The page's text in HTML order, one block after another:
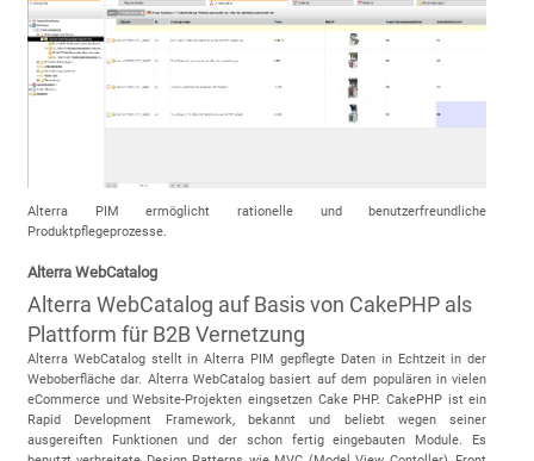
Alterra PIM ermöglicht rationelle und benutzerfreundliche
Produktpflegeprozesse.
Alterra WebCatalog
Alterra WebCatalog auf Basis von CakePHP als
Plattform für B2B Vernetzung
Alterra WebCatalog stellt in Alterra PIM gepflegte Daten in Echtzeit in der
Weboberfläche dar. Alterra WebCatalog basiert auf dem populären in vielen
eCommerce und Website-Projekten eingsetzen Cake PHP. CakePHP ist ein
Rapid Development Framework, bekannt und beliebt wegen seiner
ausgereiften Funktionen und der schon fertig eingebauten Module. Es